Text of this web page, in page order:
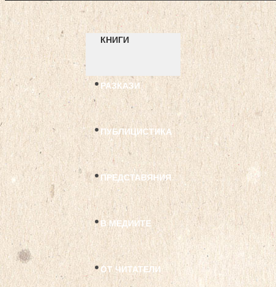
КНИГИ
РАЗКАЗИ
ПУБЛИЦИСТИКА
ПРЕДСТАВЯНИЯ
В МЕДИИТЕ
ОТ ЧИТАТЕЛИ